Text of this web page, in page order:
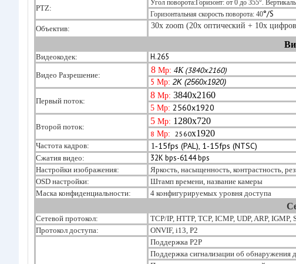
PTZ:
Угол поворота:Горизонт: от 0 до 355°.
Горизонтальная скорость поворота: 40°/S
Объектив: 30х zoom (20х оптический + 10х
Видеокодек: H.265
Видео Разрешение:
8 Mp: 4K (3840x2160)
5 Mp: 2K (2560x1920)
Первый поток:
8 Mp: 3840x2160
5 Mp: 2560x1920
Второй поток:
5 Mp: 1280x720
8 Mp: 2560x1920
Частота кадров: 1-15fps (PAL), 1-15fps (NTSC)
Сжатия видео: 32K bps-6144 bps
Настройки изображения:
Яркость, насыщенность, контрастность,
OSD настройки:
Штамп времени, название камеры
Маска конфиденциальности:
4 конфигурируемых уровня доступа
Сетевой протокол:
TCP/IP, HTTP, TCP, ICMP, UDP, ARP, IGMP,
Протокол доступа:
ONVIF, i13, P2
Поддержка P2P
Поддержка сигнализации об обнаружения